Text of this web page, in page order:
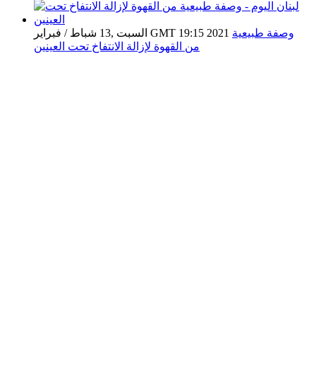
السبت ,13 شباط / فبراير GMT 19:15 2021 وصفة طبيعية
من القهوة لإزالة الانتفاخ تحت العينين